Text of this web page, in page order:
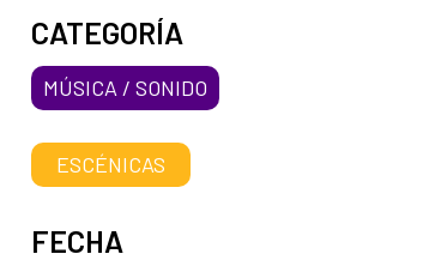
CATEGORÍA
MÚSICA / SONIDO
ESCÉNICAS
FECHA